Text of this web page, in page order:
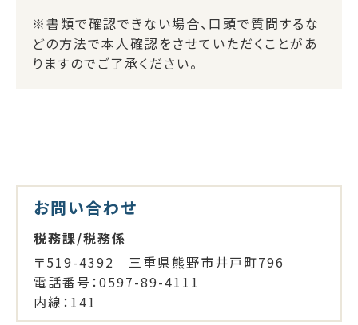
※書類で確認できない場合、口頭で質問するな
どの方法で本人確認をさせていただくことがあ
りますのでご了承ください。
お問い合わせ
税務課/税務係
〒519-4392 三重県熊野市井戸町796
電話番号：0597-89-4111
内線：141